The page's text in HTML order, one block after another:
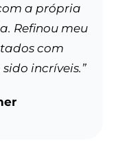
a própria
Refinou meu
com
incríveis.”